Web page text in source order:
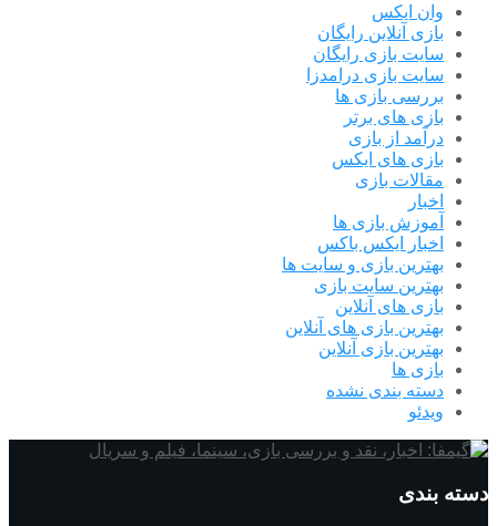
وان ایکس
بازی آنلاین رایگان
سایت بازی رایگان
سایت بازی درامدزا
بررسی بازی ها
بازی های برتر
درآمد از بازی
بازی های ایکس
مقالات بازی
اخبار
آموزش بازی ها
اخبار ایکس باکس
بهترین بازی و سایت ها
بهترین سایت بازی
بازی های آنلاین
بهترین بازی های آنلاین
بهترین بازی آنلاین
بازی ها
دسته بندی نشده
ویدئو
دسته بندی